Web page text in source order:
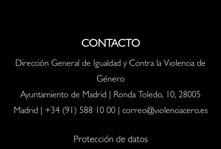
CONTACTO
Dirección General de Igualdad y Contra la Violencia de
Género
Ayuntamiento de Madrid | Ronda Toledo, 10, 28005
Madrid | +34 (91) 588 10 00| correo@violenciacero.es
Protección de datos